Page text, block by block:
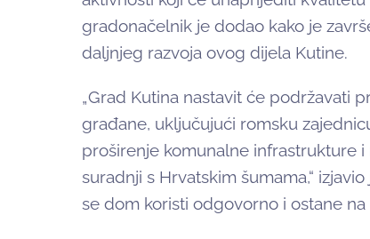
gradonačelnik je dodao kako je
daljnjeg razvoja ovog dijela Kutine.
„Grad Kutina nastavit će podržavati
građane, uključujući romsku
proširenje komunalne infrastrukture
suradnji s Hrvatskim šumama,“
se dom koristi odgovorno i ostane